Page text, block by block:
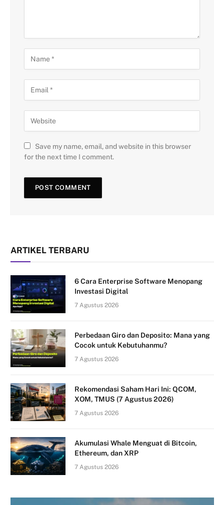
Save my name, email, and website in this browser
for the next time I comment.
ARTIKEL TERBARU
6 Cara Enterprise Software Menopang
Investasi Digital
7 Agustus 2026
Perbedaan Giro dan Deposito: Mana yang
Cocok untuk Kebutuhanmu?
7 Agustus 2026
Rekomendasi Saham Hari Ini: QCOM,
XOM, TMUS (7 Agustus 2026)
7 Agustus 2026
Akumulasi Whale Menguat di Bitcoin,
Ethereum, dan XRP
7 Agustus 2026